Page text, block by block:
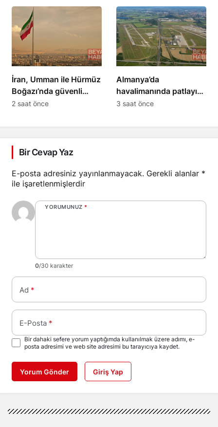
ediyor
İran, Umman ile Hürmüz
Boğazı’nda güvenli
güzergah için anlaştı
2 saat önce
Almanya’da
havalimanında patlayıcı
yüklü İHA bulundu
3 saat önce
Bir Cevap Yaz
E-posta adresiniz yayınlanmayacak. Gerekli alanlar *
ile işaretlenmişlerdir
YORUMUNUZ *
0/30 karakter
Ad *
E-Posta *
Bir dahaki sefere yorum yaptığımda kullanılmak üzere adımı, e-
posta adresimi ve web site adresimi bu tarayıcıya kaydet.
Yorum Gönder Giriş Yap